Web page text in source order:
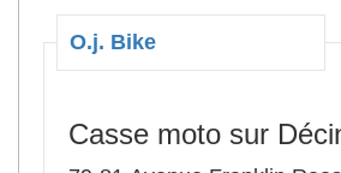
O.j. Bike
Casse moto sur